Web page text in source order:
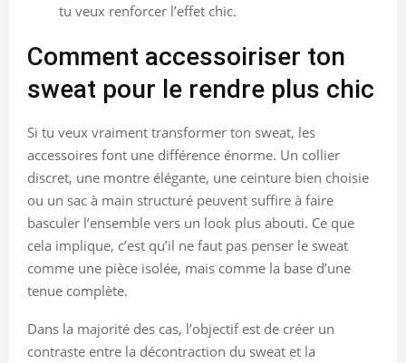
tu veux renforcer l’effet chic.
Comment accessoiriser ton
sweat pour le rendre plus chic
Si tu veux vraiment transformer ton sweat, les
accessoires font une différence énorme. Un collier
discret, une montre élégante, une ceinture bien choisie
ou un sac à main structuré peuvent suffire à faire
basculer l’ensemble vers un look plus abouti. Ce que
cela implique, c’est qu’il ne faut pas penser le sweat
comme une pièce isolée, mais comme la base d’une
tenue complète.
Dans la majorité des cas, l’objectif est de créer un
contraste entre la décontraction du sweat et la